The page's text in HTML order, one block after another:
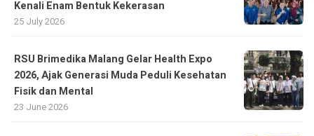
Kenali Enam Bentuk Kekerasan
25 July 2026
RSU Brimedika Malang Gelar Health Expo
2026, Ajak Generasi Muda Peduli Kesehatan
Fisik dan Mental
23 June 2026